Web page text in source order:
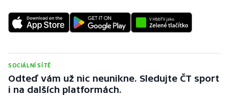
Ragby
Rychlostní kanoistika
Short track
SOCIÁLNÍ SÍTĚ
Odteď vám už nic neunikne. Sledujte ČT sport
i na dalších platformách.